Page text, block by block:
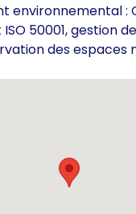
environnemental :
ISO 50001, gestion
des espaces